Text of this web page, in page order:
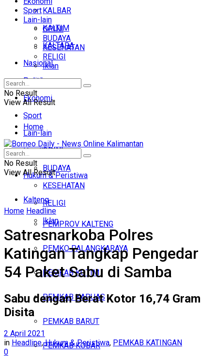
KALBAR
KALTIM
KALTARA
Nasional
Politik
Ekonomi
Sport
Lain-lain
OPINI
BUDAYA
KESEHATAN
RELIGI
Iklan
Sabtu, Agustus 8, 2026
Sport
Lain-lain
OPINI
BUDAYA
KESEHATAN
RELIGI
Iklan
No Result
View All Result
Home
Headline
Hukum & Peristiwa
Kalteng
PEMPROV KALTENG
PEMKO PALANGKARAYA
PEMKAB KOTIM
PEMKAB KAPUAS
PEMKAB BARUT
PEMKAB KOBAR
No Result
View All Result
Home Headline
Satresnarkoba Polres
Katingan Tangkap Pengedar
54 Paket Sabu di Samba
Sabu dengan Berat Kotor 16,74 Gram
Disita
2 April 2021
in Headline,Hukum & Peristiwa, PEMKAB KATINGAN
0